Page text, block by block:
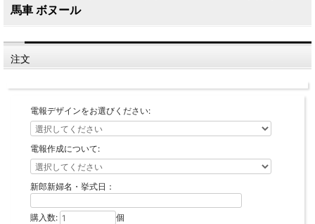
馬車 ボヌール
注文
電報デザインをお選びください:
電報作成について:
新郎新婦名・挙式日：
購入数: 個